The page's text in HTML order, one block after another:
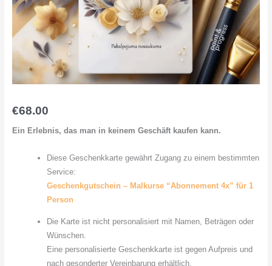
€68.00
Ein Erlebnis, das man in keinem Geschäft kaufen kann.
Diese Geschenkkarte gewährt Zugang zu einem bestimmten
Service:
Geschenkgutschein – Malkurse “Abonnement 4x” für 1
Person
Die Karte ist nicht personalisiert mit Namen, Beträgen oder
Wünschen.
Eine personalisierte Geschenkkarte ist gegen Aufpreis und
nach gesonderter Vereinbarung erhältlich.